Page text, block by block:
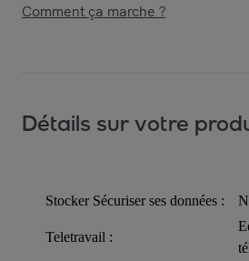
Comment ça marche ?
Détails sur votre
Stocker Sécuriser ses données :
Teletravail :